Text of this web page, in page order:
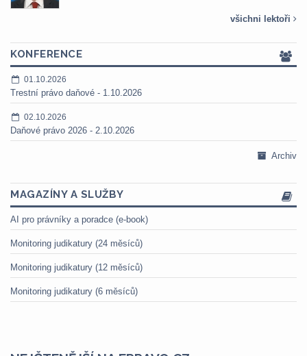
všichni lektoři
KONFERENCE
01.10.2026
Trestní právo daňové - 1.10.2026
02.10.2026
Daňové právo 2026 - 2.10.2026
Archiv
MAGAZÍNY A SLUŽBY
AI pro právníky a poradce (e-book)
Monitoring judikatury (24 měsíců)
Monitoring judikatury (12 měsíců)
Monitoring judikatury (6 měsíců)